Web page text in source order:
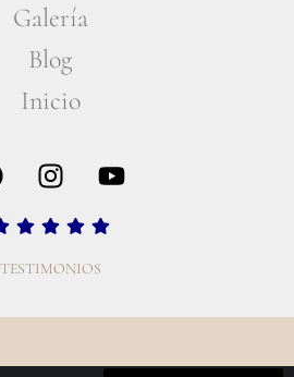
Galería
Blog
Inicio
TESTIMONIOS